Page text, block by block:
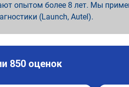
опытом более 8 лет. Мы
(Launch, Autel).
850 оценок